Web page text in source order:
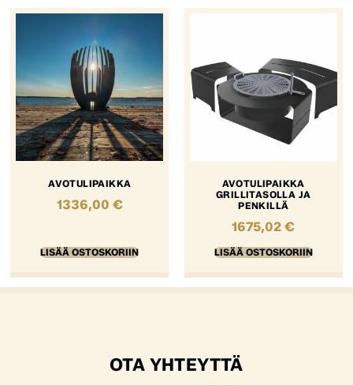
AVOTULIPAIKKA
1336,00 €
LISÄÄ OSTOSKORIIN
AVOTULIPAIKKA
GRILLITASOLLA JA
PENKILLÄ
1675,02€
LISÄÄ OSTOSKORIIN
OTA YHTEYTTÄ